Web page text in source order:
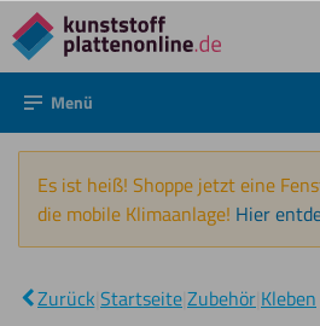
Direkt
zum
Inhalt
Menü
Es ist heiß! Shoppe jetzt eine
die mobile Klimaanlage! Hier
Zurück StartseiteZubehör Kleben
Glue
Professional –